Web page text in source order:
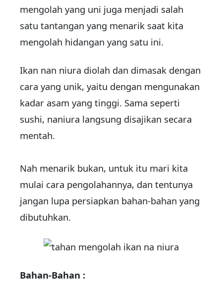
mengolah yang uni juga menjadi salah
satu tantangan yang menarik saat kita
mengolah hidangan yang satu ini.
Ikan nan niura diolah dan dimasak dengan
cara yang unik, yaitu dengan mengunakan
kadar asam yang tinggi. Sama seperti
sushi, naniura langsung disajikan secara
mentah.
Nah menarik bukan, untuk itu mari kita
mulai cara pengolahannya, dan tentunya
jangan lupa persiapkan bahan-bahan yang
dibutuhkan.
Bahan-Bahan :